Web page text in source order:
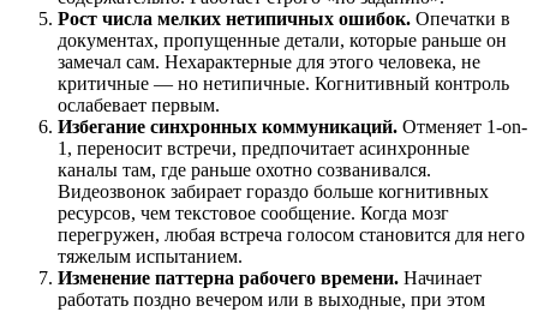
Рост числа мелких нетипичных ошибок. Опечатки в
документах, пропущенные детали, которые раньше он
замечал сам. Нехарактерные для этого человека, не
критичные — но нетипичные. Когнитивный контроль
ослабевает первым.
Избегание синхронных коммуникаций. Отменяет 1-on-
1, переносит встречи, предпочитает асинхронные
каналы там, где раньше охотно созванивался.
Видеозвонок забирает гораздо больше когнитивных
ресурсов, чем текстовое сообщение. Когда мозг
перегружен, любая встреча голосом становится для него
тяжелым испытанием.
Изменение паттерна рабочего времени. Начинает
работать поздно вечером или в выходные, при этом